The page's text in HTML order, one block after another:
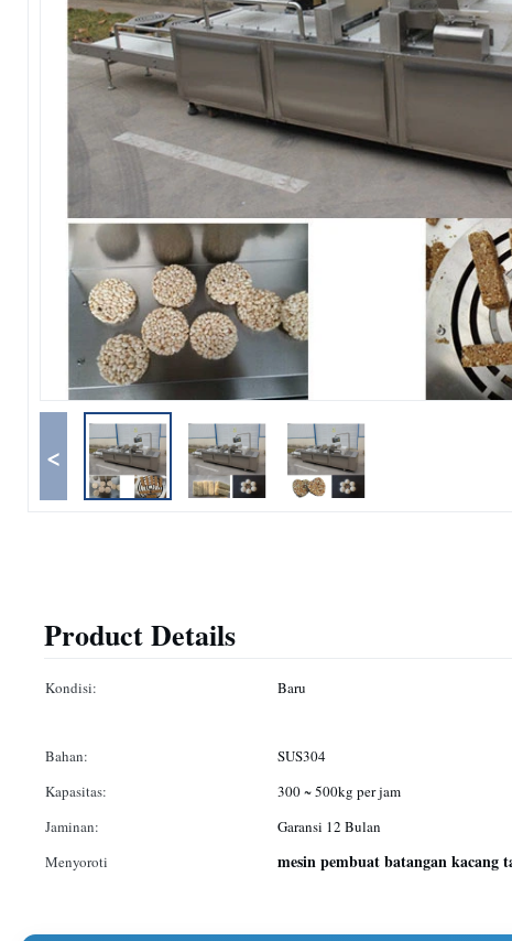
<
Product Details
Kondisi: Baru
Bahan:
SUS304
Kapasitas:
300 ~ 500kg per jam
Jaminan:
Garansi 12 Bulan
Menyoroti
mesin pembuat batangan kacang